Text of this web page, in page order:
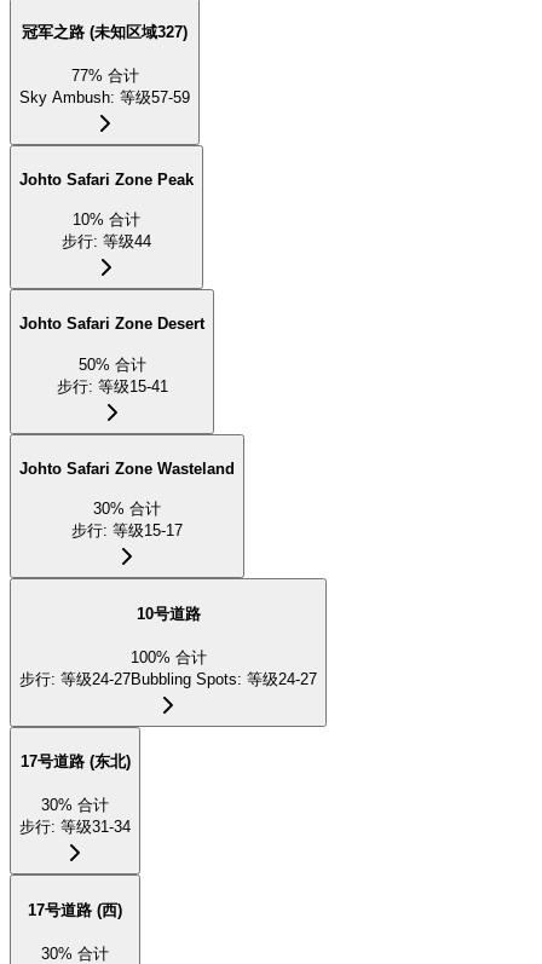
冠军之路 (未知区域327)
77% 合计
Sky Ambush: 等级57-59
Johto Safari Zone Peak
10% 合计
步行: 等级44
Johto Safari Zone Desert
50% 合计
步行: 等级15-41
Johto Safari Zone Wasteland
30% 合计
步行: 等级15-17
10号道路
100% 合计
步行: 等级24-27Bubbling Spots: 等级24-27
17号道路 (东北)
30% 合计
步行: 等级31-34
17号道路 (西)
30% 合计